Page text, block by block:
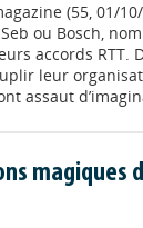
(55, 01/
ou Bosch,
accords RTT.
leur
assaut
magiques